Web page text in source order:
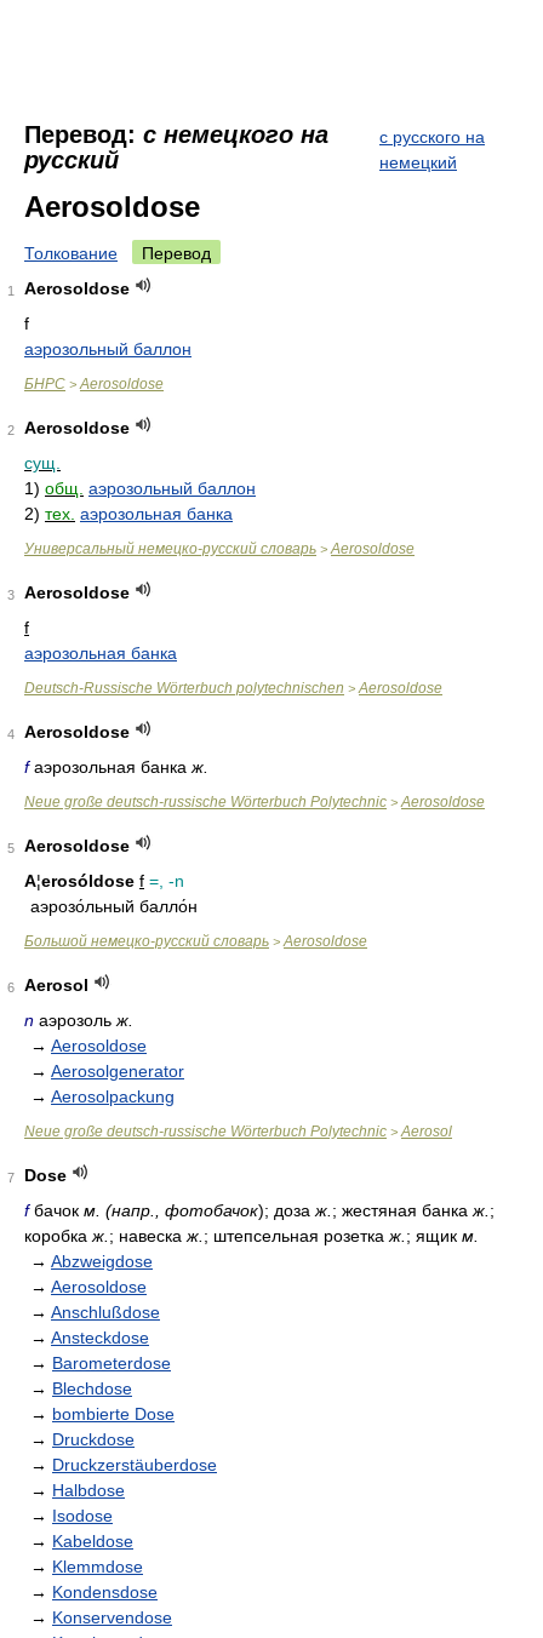
Перевод: с немецкого на
русский
с русского на
немецкий
Aerosoldose
Толкование Перевод
1
Aerosoldose
f
аэрозольный баллон
БНРС > Aerosoldose
2
Aerosoldose
сущ.
1) общ. аэрозольный баллон
2) тех. аэрозольная банка
Универсальный немецко-русский словарь > Aerosoldose
3
Aerosoldose
f
аэрозольная банка
Deutsch-Russische Wörterbuch polytechnischen > Aerosoldose
4
Aerosoldose
fаэрозольная банка ж.
Neue große deutsch-russische Wörterbuch Polytechnic > Aerosoldose
5
Aerosoldose
A¦erosóldose f =, -n
аэрозо́льный балло́н
Большой немецко-русский словарь > Aerosoldose
6
Aerosol
n аэрозоль ж.
→ Aerosoldose
→ Aerosolgenerator
→ Aerosolpackung
Neue große deutsch-russische Wörterbuch Polytechnic > Aerosol
7
Dose
fбачок м. (напр., фотобачок); доза ж. ; жестяная банка ж. ;
коробка ж. ; навеска ж. ; штепсельная розетка ж. ; ящик м.
→ Abzweigdose
→ Aerosoldose
→ Anschlußdose
→ Ansteckdose
→ Barometerdose
→ Blechdose
→ bombierte Dose
→ Druckdose
→ Druckzerstäuberdose
→ Halbdose
→ Isodose
→ Kabeldose
→ Klemmdose
→ Kondensdose
→ Konservendose